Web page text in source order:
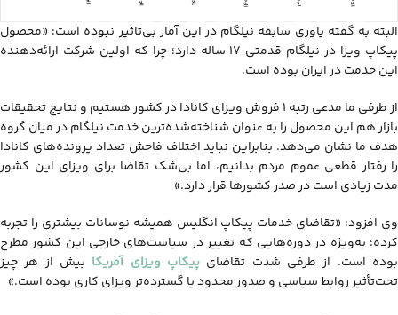
البته به گفته یاوری سابقه نیلگام در این آمار بی‌تاثیر نبوده است: «محصول
پیکاپ ویزا در نیلگام قدمتی ۱۷ ساله دارد؛ چرا که اولین شرکت ارائه‌دهنده
این خدمت در ایران بوده است.
از طرفی ما مدعی رتبه ۱ فروش ویزای کانادا در کشور هستیم و نتایج تحقیقات
بازار هم این محصول را به عنوان شناخته‌شده‌ترین خدمت نیلگام در میان گروه
هدف ما نشان می‌دهد. بنابراین نباید اختلاف فاحش تعداد پرونده‌های کانادا
را رفتار قطعی عموم مردم بدانیم، اما بی‌شک تقاضا برای ویزای این کشور
مدت زیادی است در صدر کشورها قرار دارد.»
وی افزود: «تقاضای خدمات پیکاپ انگلیس همیشه نوسانات بیشتری را تجربه
کرده؛ به‌ویژه در دوره‌هایی که تغییر در سیاست‌های خارجی این کشور مطرح
بوده است. از طرفی شدت تقاضای پیکاپ ویزای آمریکا بیش از هر چیز
تحت‌تأثیر روابط سیاسی و صدور محدود یا گسترده‌تر ویزای کاری بوده است.»